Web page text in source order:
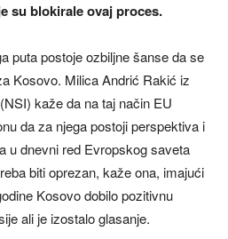
su blokirale ovaj proces.
puta postoje ozbiljne šanse da se
Kosovo. Milica Andrić Rakić iz
kaže da na taj način EU
da za njega postoji perspektiva i
u dnevni red Evropskog saveta
biti oprezan, kaže ona, imajući
Kosovo dobilo pozitivnu
ali je izostalo glasanje.